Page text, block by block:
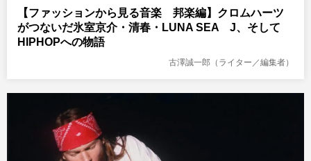
【ファッションから見る音楽 邦楽編】クロムハーツ
がつないだ氷室京介・清春・LUNA SEA J、そして
HIPHOPへの物語
古澤誠一郎（ライター／編集者）